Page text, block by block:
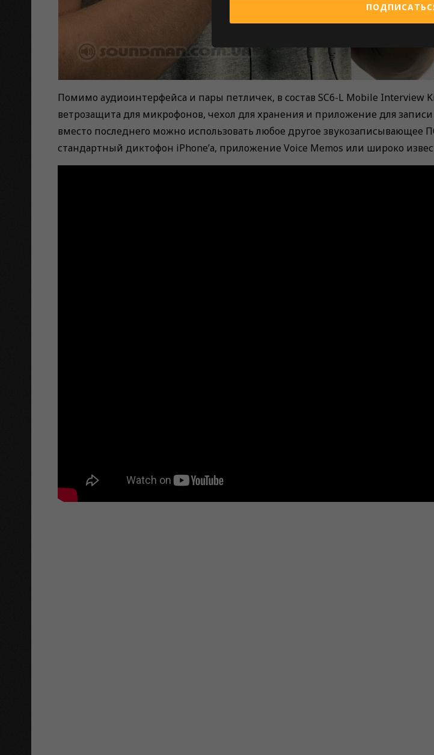
Помимо аудиоинтерфейса и пары петличек, в состав SC6-L Mobile Interview
ветрозащита для микрофонов, чехол для хранения и приложение для записи
вместо последнего можно использовать любое другое звукозаписывающее
стандартный диктофон iPhone’а, приложение Voice Memos или широко